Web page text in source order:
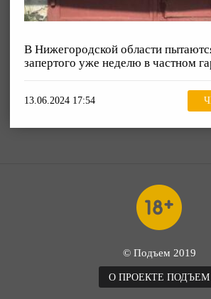
В Нижегородской области
запертого уже неделю в частном
13.06.2024 17:54
© Подъем 2019
О ПРОЕКТЕ ПОДЪЕМ